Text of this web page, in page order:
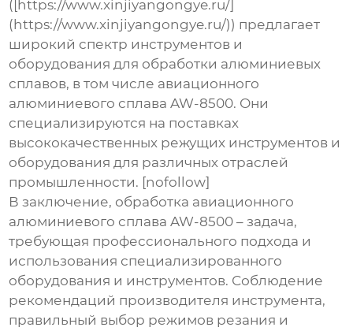
([https://www.xinjiyangongye.ru/]
(https://www.xinjiyangongye.ru/)) предлагает
широкий спектр инструментов и
оборудования для обработки алюминиевых
сплавов, в том числе авиационного
алюминиевого сплава AW-8500. Они
специализируются на поставках
высококачественных режущих инструментов и
оборудования для различных отраслей
промышленности. [nofollow]
В заключение, обработка авиационного
алюминиевого сплава AW-8500 – задача,
требующая профессионального подхода и
использования специализированного
оборудования и инструментов. Соблюдение
рекомендаций производителя инструмента,
правильный выбор режимов резания и